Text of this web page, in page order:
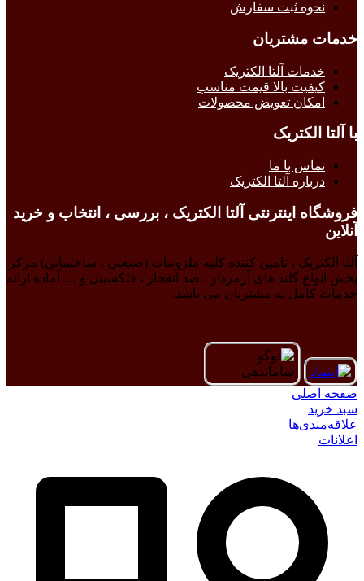
نحوه ثبت سفارش
خدمات مشتریان
خدمات آلتا الکتریک
کیفیت بالا قیمت مناسب
امکان تعویض محصولات
با آلتا الکتریک
تماس با ما
درباره آلتا الکتریک
فروشگاه اینترنتی آلتا الکتریک ، بررسی ، انتخاب و خرید
آنلاین
آلتا الکتریک ، تامین کننده کلیه ملزومات (صنعتی ، ساختمانی) مرکز
پخش انواع گلند های آرمردار ، ضد انفجار ، فلکسیبل و … آماده ارائه
خدمات کامل به مشتریان می باشد.
صفحه اصلی
سبد خرید
علاقه‌مندی‌ها
اعلانات